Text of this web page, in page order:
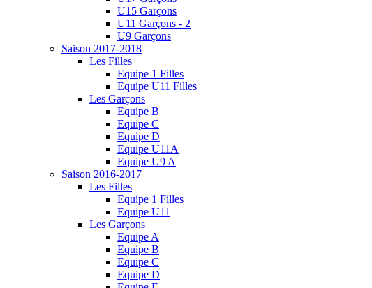
U15 Garçons
U11 Garçons - 2
U9 Garçons
Saison 2017-2018
Les Filles
Equipe 1 Filles
Equipe U11 Filles
Les Garçons
Equipe B
Equipe C
Equipe D
Equipe U11A
Equipe U9 A
Saison 2016-2017
Les Filles
Equipe 1 Filles
Equipe U11
Les Garçons
Equipe A
Equipe B
Equipe C
Equipe D